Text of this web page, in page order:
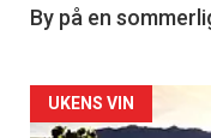
5
By på en
Forsiden
UKENS VIN